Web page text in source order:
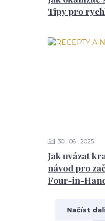
Tipy pro
Jak uvázat
návod pro
Four-in-
30 06 2025
Načíst